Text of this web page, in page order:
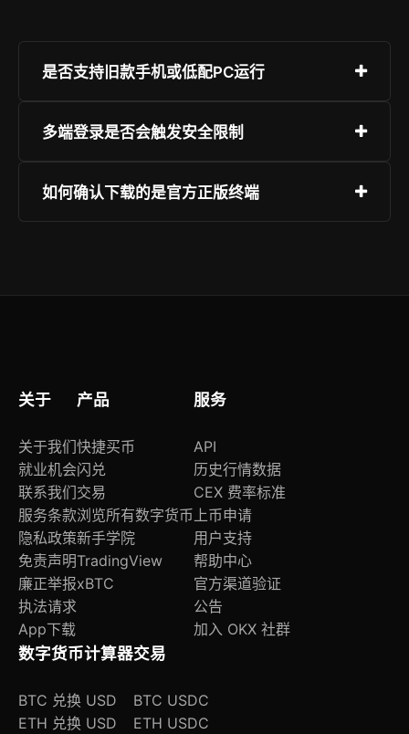
是否支持旧款手机或低配PC运行
终端采用轻量化架构，最低支持iPhone XS /
多端登录是否会触发安全限制
支持最多5台设备同时在线，各端独立会话且状态
如何确认下载的是官方正版终端
蓝V标识）、或扫描官网页面二维码获取安装包；
关于
关于我们
就业机会
联系我们
服务条款
隐私政策
免责声明
廉正举报
执法请求
App下载
产品
快捷买币
闪兑
交易
浏览所有数字货币
新手学院
TradingView
xBTC
服务
API
历史行情数据
CEX 费率标准
上币申请
用户支持
帮助中心
官方渠道验证
公告
加入 OKX 社群
数字货币计算器
BTC 兑换 USD
ETH 兑换 USD
交易
BTC USDC
ETH USDC